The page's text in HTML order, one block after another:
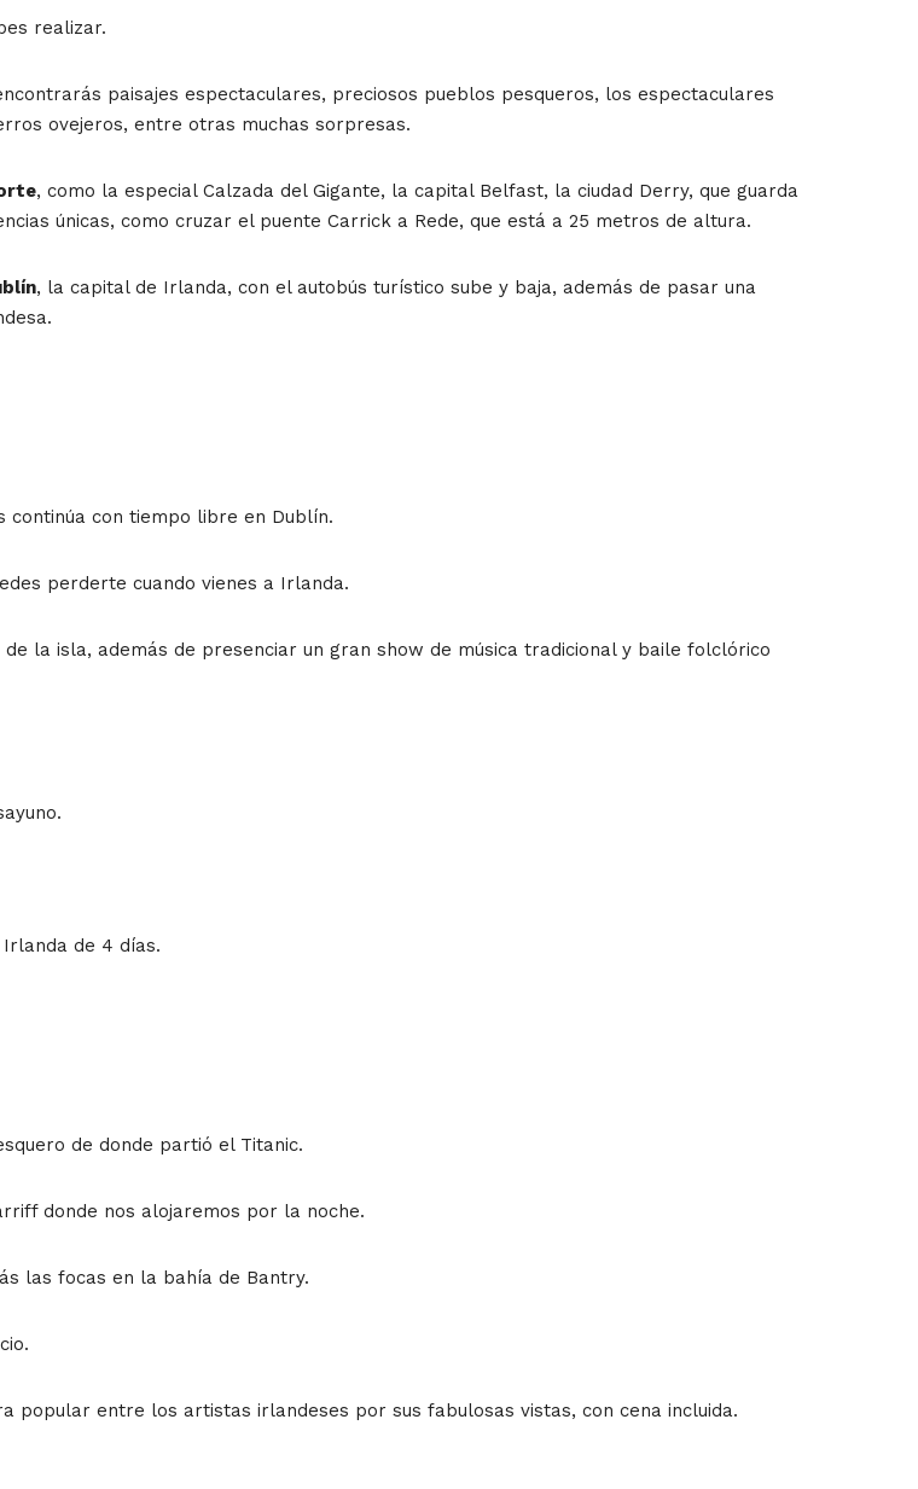
realizar.
paisajes espectaculares, preciosos pueblos pesqueros, los espectaculares
ovejeros, entre otras muchas sorpresas.
, como la especial Calzada del Gigante, la capital Belfast, la ciudad Derry, que guarda
únicas, como cruzar el puente Carrick a Rede, que está a 25 metros de altura.
, la capital de Irlanda, con el autobús turístico sube y baja, además de pasar una
con tiempo libre en Dublín.
perderte cuando vienes a Irlanda.
la isla, además de presenciar un gran show de música tradicional y baile folclórico
Irlanda de 4 días.
de donde partió el Titanic.
donde nos alojaremos por la noche.
las focas en la bahía de Bantry.
popular entre los artistas irlandeses por sus fabulosas vistas, con cena incluida.